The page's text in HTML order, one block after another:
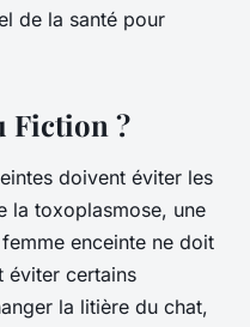
de la santé pour
Fiction ?
doivent éviter les
la toxoplasmose, une
enceinte ne doit
éviter certains
la litière du chat,